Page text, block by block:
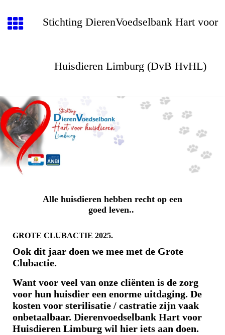
Stichting DierenVoedselbank Hart voor
Huisdieren Limburg (DvB HvHL)
Alle huisdieren hebben recht op een
goed leven..
GROTE CLUBACTIE 2025.
Ook dit jaar doen we mee met de Grote
Clubactie.
Want voor veel van onze cliënten is de zorg
voor hun huisdier een enorme uitdaging. De
kosten voor sterilisatie / castratie zijn vaak
onbetaalbaar. Dierenvoedselbank Hart voor
Huisdieren Limburg wil hier iets aan doen.